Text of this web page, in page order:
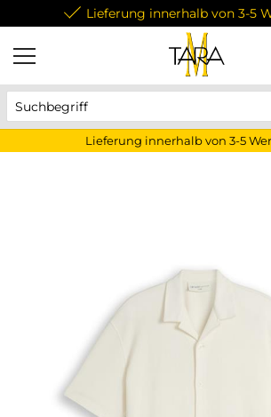
Lieferung innerhalb von 3-5
Lieferung innerhalb von 3-5